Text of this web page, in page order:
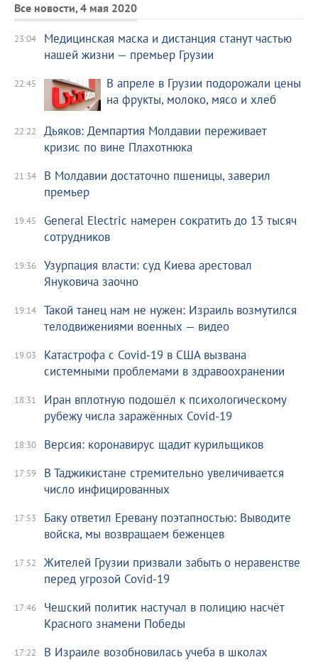
Все новости, 4 мая 2020
23:04
Медицинская маска и дистанция станут частью
нашей жизни — премьер Грузии
22:45
В апреле в Грузии подорожали цены
на фрукты, молоко, мясо и хлеб
22:22
Дьяков: Демпартия Молдавии переживает
кризис по вине Плахотнюка
21:34
В Молдавии достаточно пшеницы, заверил
премьер
19:45
General Electric намерен сократить до 13 тысяч
сотрудников
19:36
Узурпация власти: суд Киева арестовал
Януковича заочно
19:14
Такой танец нам не нужен: Израиль возмутился
телодвижениями военных — видео
19:03
Катастрофа с Covid-19 в США вызвана
системными проблемами в здравоохранении
18:31
Иран вплотную подошёл к психологическому
рубежу числа заражённых Covid-19
18:30 Версия: коронавирус щадит курильщиков
17:59
В Таджикистане стремительно увеличивается
число инфицированных
17:53
Баку ответил Еревану поэтапностью: Выводите
войска, мы возвращаем беженцев
17:52
Жителей Грузии призвали забыть о неравенстве
перед угрозой Covid-19
17:46
Чешский политик настучал в полицию насчёт
Красного знамени Победы
17:22 В Израиле возобновилась учеба в школах